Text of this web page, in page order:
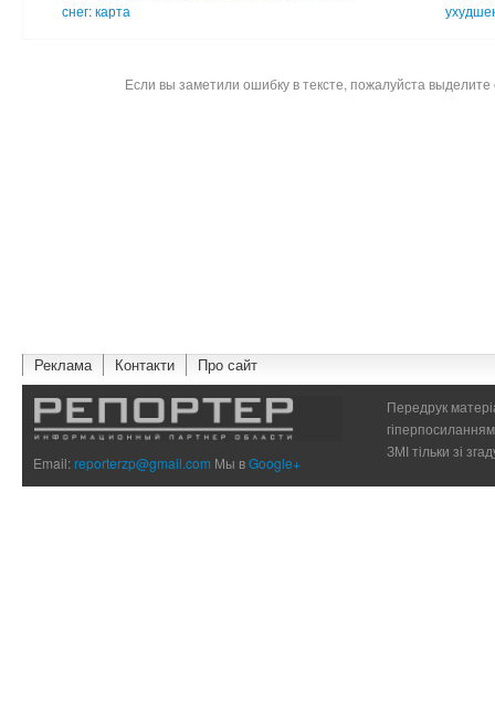
снег: карта
Если вы заметили ошибку в тексте, пожалуйста
Реклама Контакти Про сайт
Email:reporterzp@gmail.com Мы вGoogle+
Передрук
ЗМІ тільки зі